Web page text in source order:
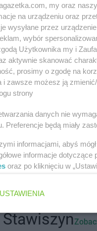
miastach
Twój Market
Twój Market
Twój Market
Twój Market
my oraz
na urządzeniu oraz
wysyłane przez
wybór
Użytkownika my i
aktywnie skanować
prosimy o zgodę na
i zawsze możesz ją
strony
danych nie
Preferencje będą miały
informacjami, abyś
informacje
oraz po kliknięciu w
USTAWIENIA